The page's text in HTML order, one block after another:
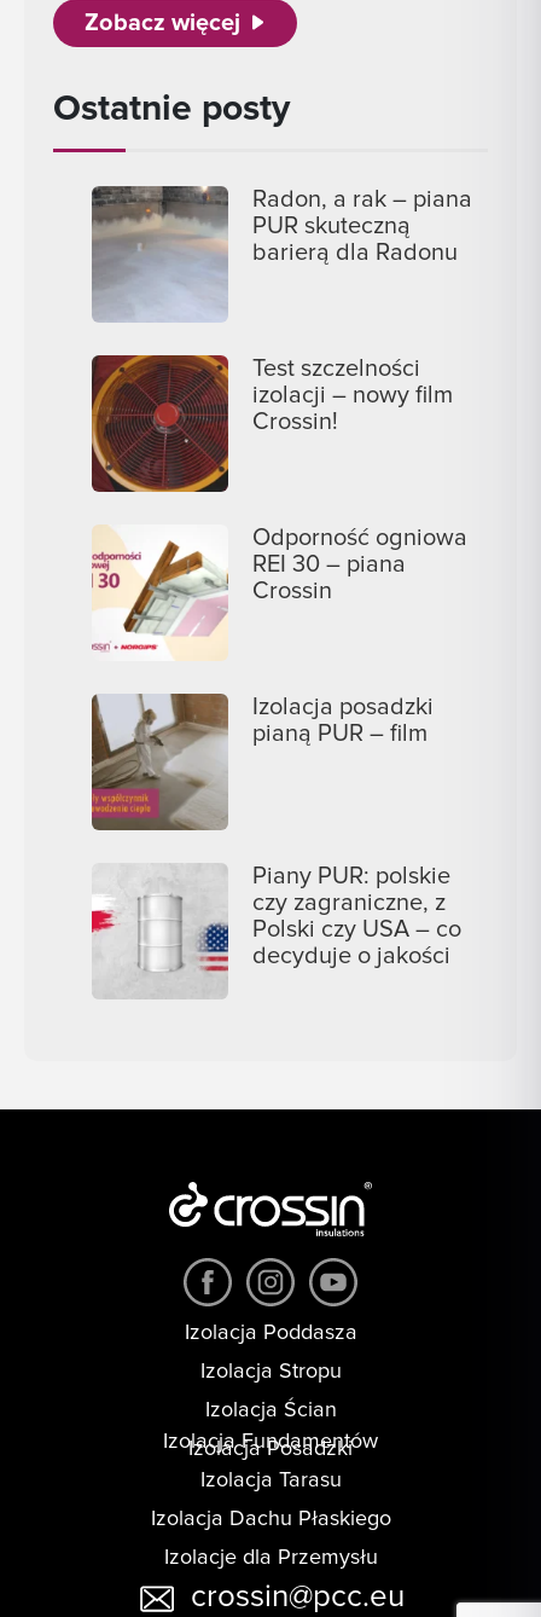
Zobacz więcej
Ostatnie posty
Radon, a rak – piana
PUR skuteczną
barierą dla Radonu
Test szczelności
izolacji – nowy film
Crossin!
Odporność ogniowa
REI 30 – piana
Crossin
Izolacja posadzki
pianą PUR – film
Piany PUR: polskie
czy zagraniczne, z
Polski czy USA – co
decyduje o jakości
Izolacja Poddasza
Izolacja Stropu
Izolacja Ścian
Izolacja Posadzki
Izolacja Fundamentów
Izolacja Tarasu
Izolacja Dachu Płaskiego
Izolacje dla Przemysłu
crossin@pcc.eu